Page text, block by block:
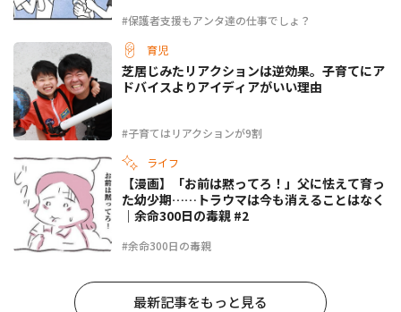
#保護者支援もアンタ達の仕事でしょ？
育児
#子育てはリアクションが9割
芝居じみたリアクションは逆効果。子育てにア
ドバイスよりアイディアがいい理由
ライフ
#余命300日の毒親
【漫画】「お前は黙ってろ！」父に怯えて育っ
た幼少期……トラウマは今も消えることはなく
｜余命300日の毒親 #2
最新記事をもっと見る